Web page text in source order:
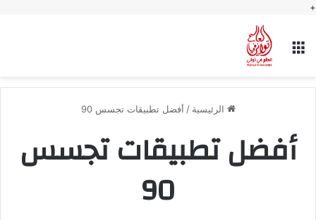
+
القائمة
الرئيسية / أفضل تطبيقات تجسس 90
أفضل تطبيقات تجسس
90